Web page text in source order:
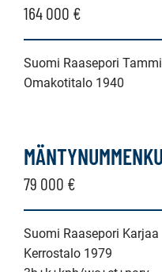
164 000 €
Suomi Raasepori
Omakotitalo 1940
79 000 €
Suomi Raasepori Karjaa
Kerrostalo 1979